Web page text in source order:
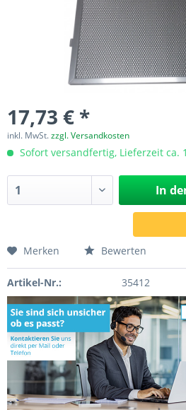
17,73 € *
inkl. MwSt.zzgl. Versandkosten
Sofort versandfertig, Lieferzeit ca.
In
Merken Bewerten
Artikel-Nr.: 35412